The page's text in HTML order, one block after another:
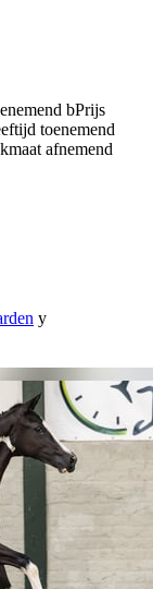
bPrijs
toenemend
afnemend
y